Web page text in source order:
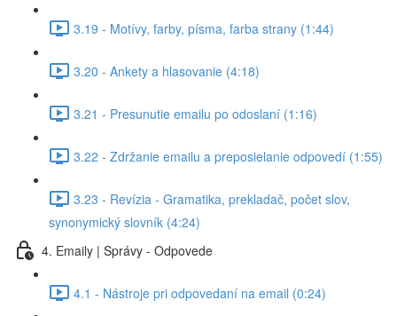
3.19 - Motívy, farby, písma, farba strany (1:44)
3.20 - Ankety a hlasovanie (4:18)
3.21 - Presunutie emailu po odoslaní (1:16)
3.22 - Zdržanie emailu a preposielanie odpovedí (1:55)
3.23 - Revízia - Gramatika, prekladač, počet slov,
synonymický slovník (4:24)
4. Emaily | Správy - Odpovede
4.1 - Nástroje pri odpovedaní na email (0:24)